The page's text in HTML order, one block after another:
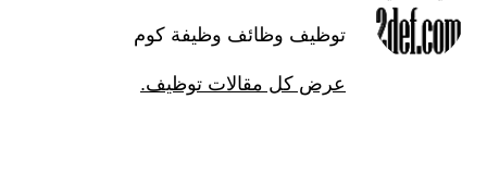
توظيف وظائف وظيفة كوم
عرض كل مقالات توظيف.